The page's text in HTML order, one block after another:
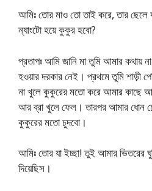
আমিঃ তোর মাও তো তাই করে, তার
ন্যাংটো হয়ে কুকুর হবো?
প্রতাপঃ আমি জানি মা তুমি আমার কথায়
হওয়ার দরকার নেই। প্রথমে তুমি শাড়ী
না খুলে কুকুরের মতো করে আমার কাছে
আর ব্রা খুলে ফেল। তারপর আমার ধোন
কুকুরের মতো চুদবো।
আমিঃ তোর যা ইচ্ছা! তুই আমার ভিতরের
দিয়েছিস।